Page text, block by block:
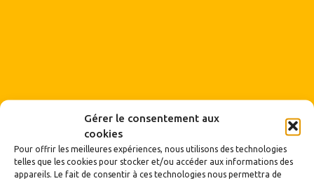
Gérer le consentement aux
cookies
Pour offrir les meilleures expériences, nous utilisons des technologies
telles que les cookies pour stocker et/ou accéder aux informations des
appareils. Le fait de consentir à ces technologies nous permettra de